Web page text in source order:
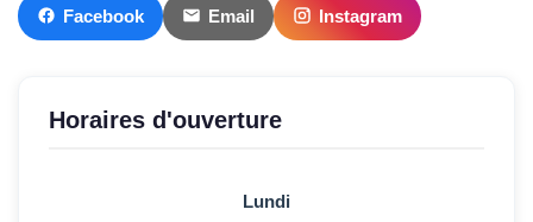
Facebook Email Instagram
Horaires d'ouverture
Lundi